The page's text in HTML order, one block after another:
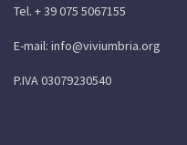
Tel. + 39 075 5067155
E-mail: info@viviumbria.org
P.IVA 03079230540